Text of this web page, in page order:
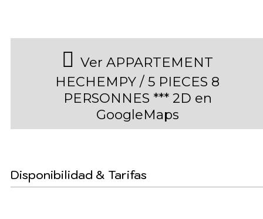
Ver APPARTEMENT
HECHEMPY / 5 PIECES 8
PERSONNES *** 2D en
GoogleMaps
Disponibilidad & Tarifas